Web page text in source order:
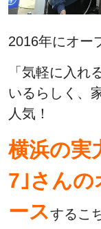
2016年にオー
「気軽に入れ
いるらしく、
人気！
横浜の実
7｣さんの
ースするこ